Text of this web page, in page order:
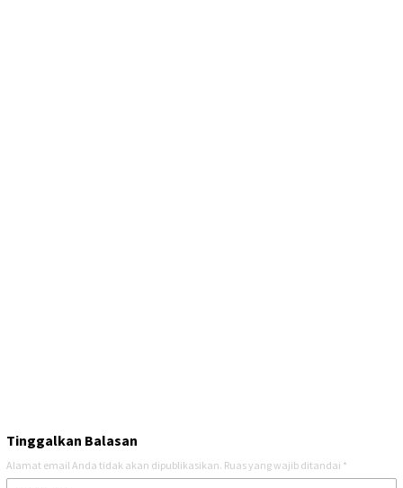
Tinggalkan Balasan
Alamat email Anda tidak akan dipublikasikan. Ruas yang wajib ditandai *